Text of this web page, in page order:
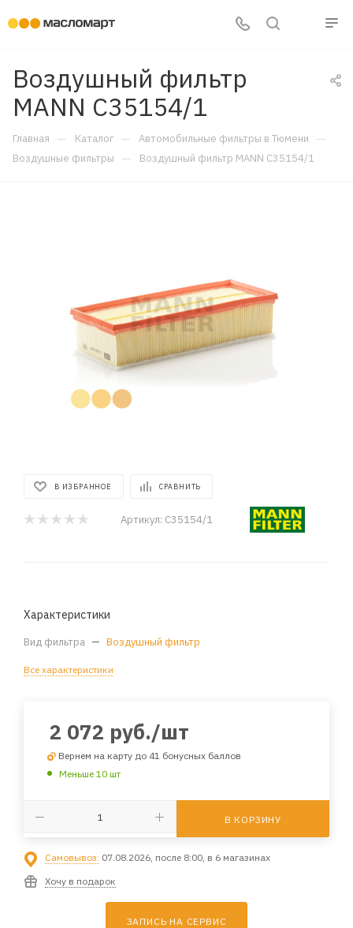
Воздушный фильтр
MANN C35154/1
Главная — Каталог — Автомобильные фильтры в Тюмени —
Воздушные фильтры — Воздушный фильтр MANN C35154/1
В ИЗБРАННОЕ СРАВНИТЬ
Артикул: C35154/1
Характеристики
Вид фильтра — Воздушный фильтр
Все характеристики
2 072 руб./шт
Вернем на карту до 41 бонусных баллов
Меньше 10 шт
В КОРЗИНУ
Самовывоз: 07.08.2026, после 8:00, в 6 магазинах
Хочу в подарок
ЗАПИСЬ НА СЕРВИС